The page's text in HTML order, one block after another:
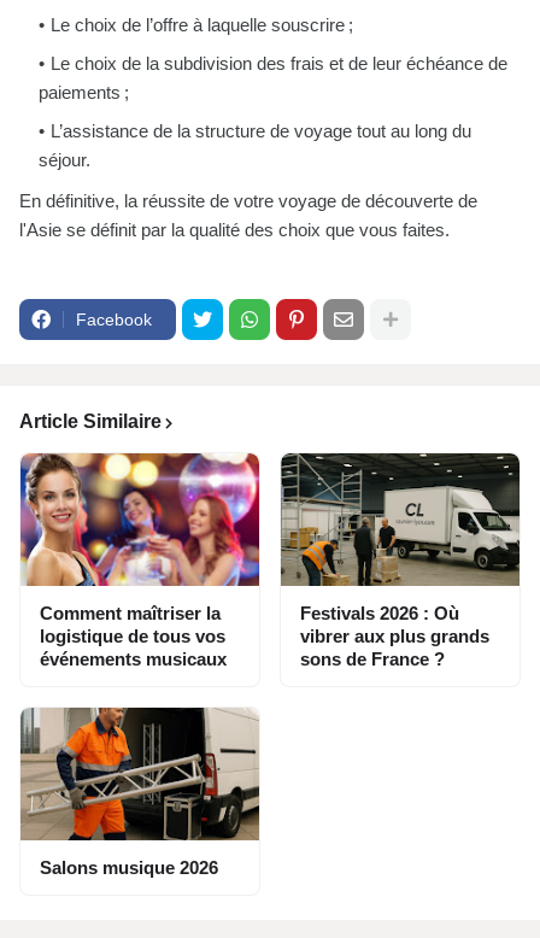
Le choix de l’offre à laquelle souscrire ;
Le choix de la subdivision des frais et de leur échéance de
paiements ;
L’assistance de la structure de voyage tout au long du
séjour.
En définitive, la réussite de votre voyage de découverte de
l'Asie se définit par la qualité des choix que vous faites.
Facebook
Article Similaire
Comment maîtriser la
logistique de tous vos
événements musicaux
Festivals 2026 : Où
vibrer aux plus grands
sons de France ?
Salons musique 2026